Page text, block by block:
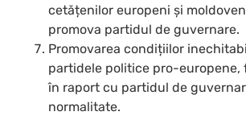
cetățenilor europeni și
promova partidul de guvernare.
Promovarea condițiilor
partidele politice pro-europene,
în raport cu partidul de
normalitate.